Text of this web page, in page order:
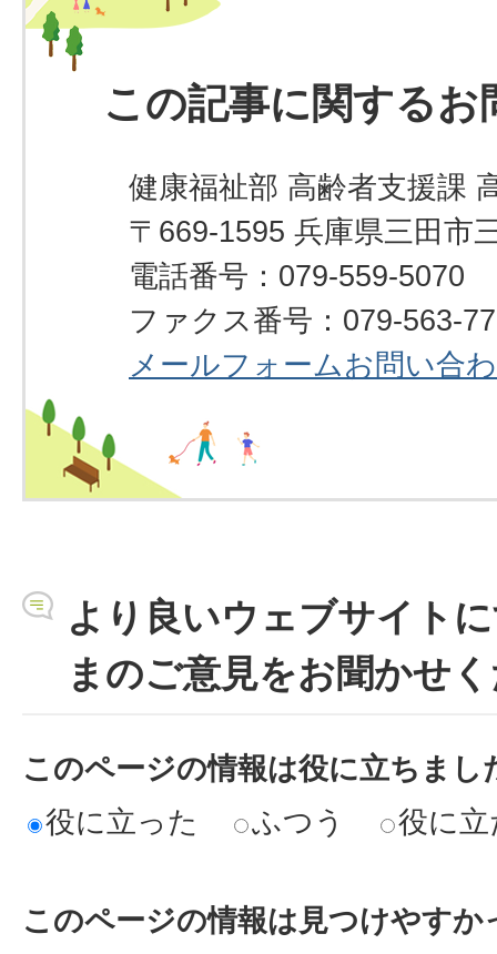
この記事に関するお
健康福祉部 高齢者支援課
〒669-1595 兵庫県三田市
電話番号：079-559-5070
ファクス番号：079-563-
メールフォームお問い合
より良いウェブサイト
まのご意見をお聞かせ
このページの情報は役に立ちまし
役に立った
ふつう 役に
このページの情報は見つけやすか